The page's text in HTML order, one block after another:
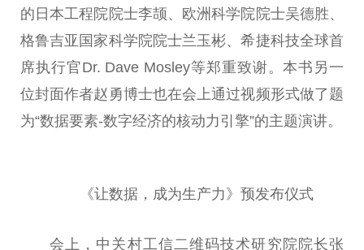
的日本工程院院士李颉、欧洲科学院院士吴德胜、
格鲁吉亚国家科学院院士兰玉彬、希捷科技全球首
席执行官Dr. Dave Mosley等郑重致谢。本书另一
位封面作者赵勇博士也在会上通过视频形式做了题
为“数据要素-数字经济的核动力引擎”的主题演讲。
《让数据，成为生产力》预发布仪式
会上，中关村工信二维码技术研究院院长张